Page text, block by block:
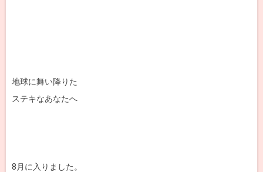
地球に舞い降りた
ステキなあなたへ
8月に入りました。